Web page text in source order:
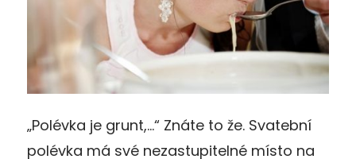
„Polévka je grunt,…“ Znáte to že. Svatební
polévka má své nezastupitelné místo na